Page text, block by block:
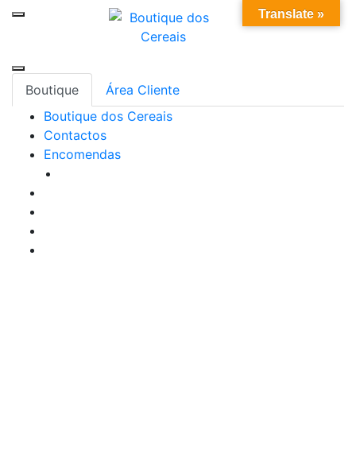
Skip
0
Boutique
Área Cliente
Boutique dos Cereais
Contactos
Encomendas
Translate »